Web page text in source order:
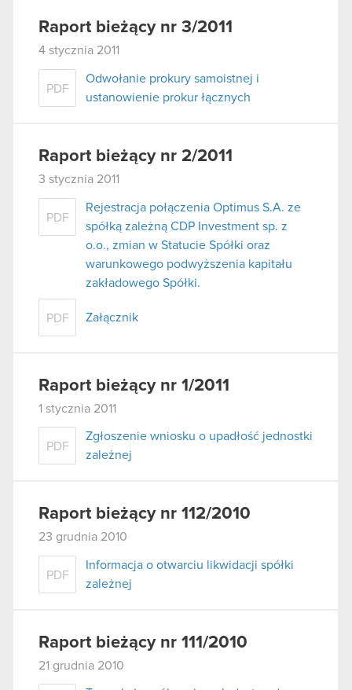
Raport bieżący nr 3/2011
4 stycznia 2011
PDF
Odwołanie prokury samoistnej i
ustanowienie prokur łącznych
Raport bieżący nr 2/2011
3 stycznia 2011
PDF
Rejestracja połączenia Optimus S.A. ze
spółką zależną CDP Investment sp. z
o.o., zmian w Statucie Spółki oraz
warunkowego podwyższenia kapitału
zakładowego Spółki.
PDF Załącznik
Raport bieżący nr 1/2011
1 stycznia 2011
PDF
Zgłoszenie wniosku o upadłość jednostki
zależnej
Raport bieżący nr 112/2010
23 grudnia 2010
PDF
Informacja o otwarciu likwidacji spółki
zależnej
Raport bieżący nr 111/2010
21 grudnia 2010